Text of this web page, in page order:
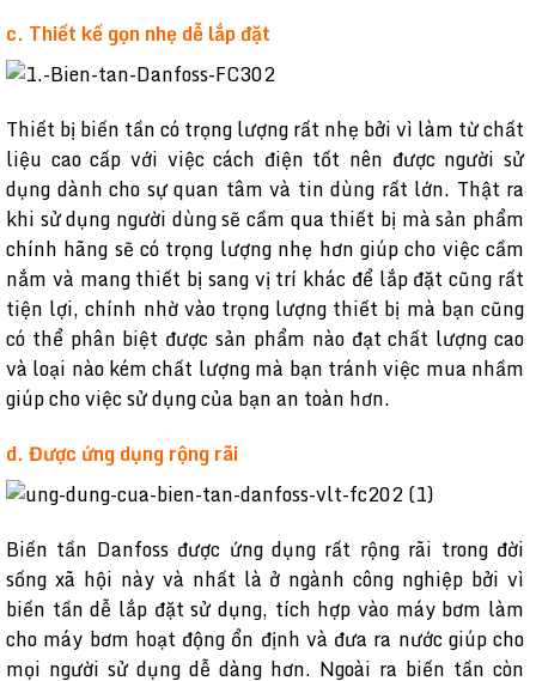
c. Thiết kế gọn nhẹ dễ lắp đặt
Thiết bị biến tần có trọng lượng rất nhẹ bởi vì làm từ chất
liệu cao cấp với việc cách điện tốt nên được người sử
dụng dành cho sự quan tâm và tin dùng rất lớn. Thật ra
khi sử dụng người dùng sẽ cầm qua thiết bị mà sản phẩm
chính hãng sẽ có trọng lượng nhẹ hơn giúp cho việc cầm
nắm và mang thiết bị sang vị trí khác để lắp đặt cũng rất
tiện lợi, chính nhờ vào trọng lượng thiết bị mà bạn cũng
có thể phân biệt được sản phẩm nào đạt chất lượng cao
và loại nào kém chất lượng mà bạn tránh việc mua nhầm
giúp cho việc sử dụng của bạn an toàn hơn.
d. Được ứng dụng rộng rãi
Biến tần Danfoss được ứng dụng rất rộng rãi trong đời
sống xã hội này và nhất là ở ngành công nghiệp bởi vì
biến tần dễ lắp đặt sử dụng, tích hợp vào máy bơm làm
cho máy bơm hoạt động ổn định và đưa ra nước giúp cho
mọi người sử dụng dễ dàng hơn. Ngoài ra biến tần còn